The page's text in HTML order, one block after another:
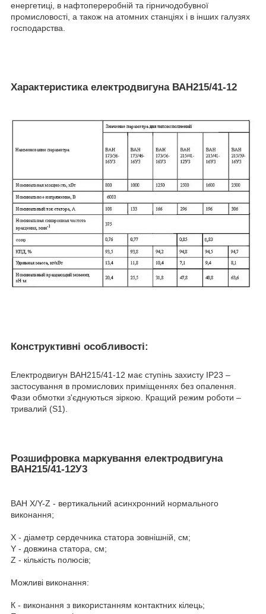
енергетиці, в нафтопереробній та гірничодобувної
промисловості, а також на атомних станціях і в інших галузях
господарства.
Характеристика електродвигуна ВАН215/41-12
Конструктивні особливості:
Електродвигун ВАН215/41-12 має ступінь захисту IP23 –
застосування в промислових приміщеннях без опалення.
Фази обмотки з'єднуються зіркою. Кращий режим роботи –
тривалий (S1).
Розшифровка маркування електродвигуна
ВАН215/41-12У3
ВАН Х/Y-Z - вертикальний асинхронний нормального
виконання;
Х - діаметр сердечника статора зовнішній, см;
Y - довжина статора, см;
Z - кількість полюсів;
Можливі виконання:
К - виконання з використанням контактних кілець;